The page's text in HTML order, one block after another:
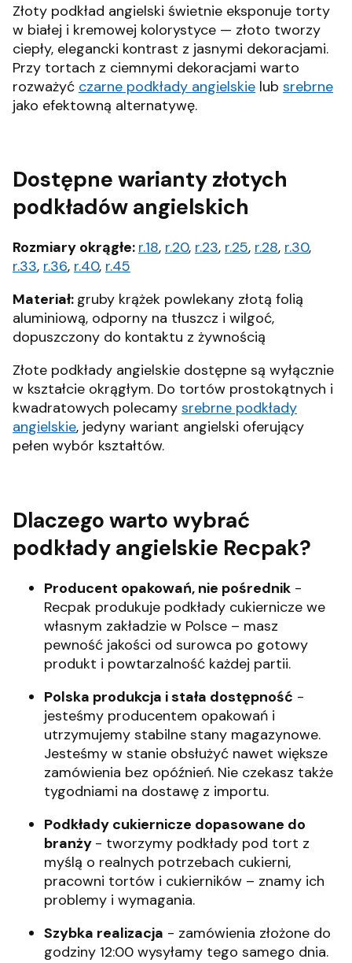
Złoty podkład angielski świetnie eksponuje torty
w białej i kremowej kolorystyce — złoto tworzy
ciepły, elegancki kontrast z jasnymi dekoracjami.
Przy tortach z ciemnymi dekoracjami warto
rozważyć czarne podkłady angielskie lub srebrne
jako efektowną alternatywę.
Dostępne warianty złotych
podkładów angielskich
Rozmiary okrągłe: r.18, r.20, r.23, r.25, r.28, r.30,
r.33, r.36, r.40, r.45
Materiał: gruby krążek powlekany złotą folią
aluminiową, odporny na tłuszcz i wilgoć,
dopuszczony do kontaktu z żywnością
Złote podkłady angielskie dostępne są wyłącznie
w kształcie okrągłym. Do tortów prostokątnych i
kwadratowych polecamy srebrne podkłady
angielskie, jedyny wariant angielski oferujący
pełen wybór kształtów.
Dlaczego warto wybrać
podkłady angielskie Recpak?
Producent opakowań, nie pośrednik -
Recpak produkuje podkłady cukiernicze we
własnym zakładzie w Polsce – masz
pewność jakości od surowca po gotowy
produkt i powtarzalność każdej partii.
Polska produkcja i stała dostępność -
jesteśmy producentem opakowań i
utrzymujemy stabilne stany magazynowe.
Jesteśmy w stanie obsłużyć nawet większe
zamówienia bez opóźnień. Nie czekasz także
tygodniami na dostawę z importu.
Podkłady cukiernicze dopasowane do
branży - tworzymy podkłady pod tort z
myślą o realnych potrzebach cukierni,
pracowni tortów i cukierników – znamy ich
problemy i wymagania.
Szybka realizacja - zamówienia złożone do
godziny 12:00 wysyłamy tego samego dnia.